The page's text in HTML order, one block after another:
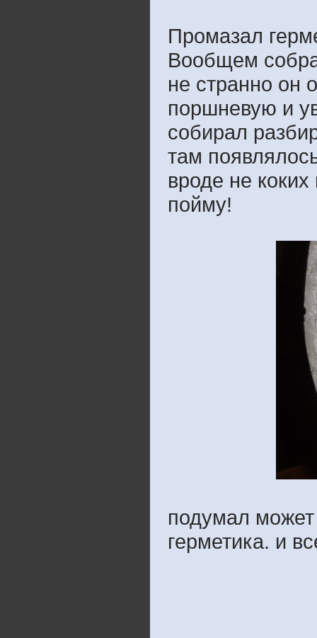
Промазал
Вообщем
не странно он
поршневую и
собирал
там
вроде не
пойму!
подумал может
герметика. и